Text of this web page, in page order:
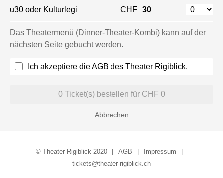
u30 oder Kulturlegi CHF 30
Das Theatermenü (Dinner-Theater-Kombi) kann auf der
nächsten Seite gebucht werden.
Ich akzeptiere dieAGB des Theater Rigiblick.
Abbrechen
0 Ticket(s) bestellen für CHF 0
© Theater Rigiblick 2020 AGB
Impressum
tickets@theater-rigiblick.ch